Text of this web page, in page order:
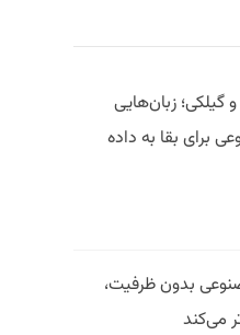
گیلکی؛ زبان‌هایی
بقا به داده
بدون ظرفیت،
می‌کند